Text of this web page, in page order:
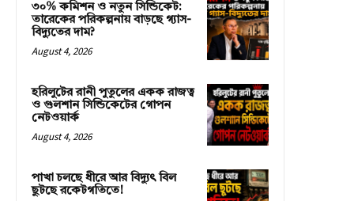
৩০% কমিশন ও নতুন সিন্ডিকেট:
তারেকের পরিকল্পনায় বাড়ছে গ্যাস-
বিদ্যুতের দাম?
August 4, 2026
হরিলুটের রানী পুতুলের একক রাজত্ব
ও গুলশান সিন্ডিকেটের গোপন
নেটওয়ার্ক
August 4, 2026
পাখা চলছে ধীরে আর বিদ্যুৎ বিল
ছুটছে রকেটগতিতে!